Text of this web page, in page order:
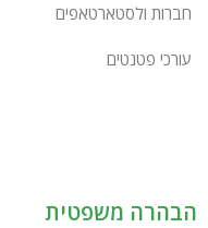
חברות ולסטארטאפים
עורכי פטנטים
הבהרה משפטית